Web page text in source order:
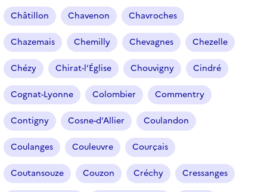
Châtillon Chavenon Chavroches
Chazemais Chemilly Chevagnes Chezelle
Chézy Chirat-l’Église Chouvigny Cindré
Cognat-Lyonne Colombier Commentry
Contigny Cosne-d’Allier Coulandon
Coulanges Couleuvre Courçais
Coutansouze Couzon Créchy Cressanges